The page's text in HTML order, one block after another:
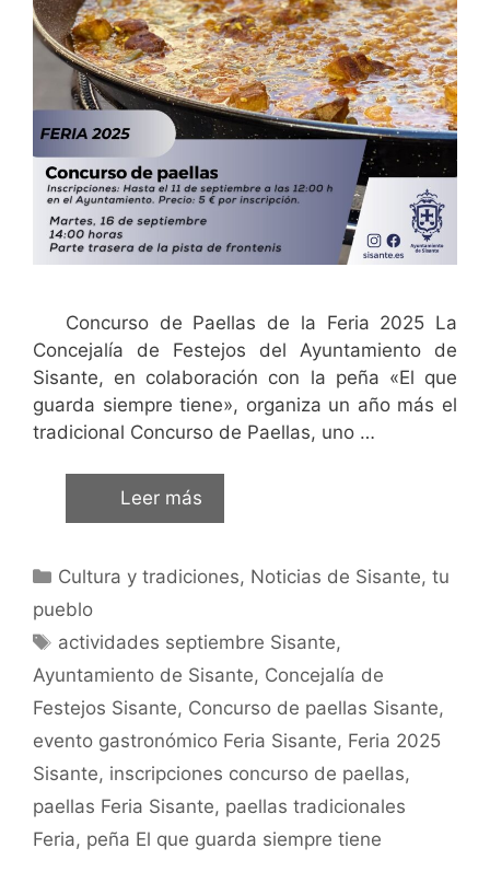
Concurso de Paellas de la Feria 2025 La
Concejalía de Festejos del Ayuntamiento de
Sisante, en colaboración con la peña «El que
guarda siempre tiene», organiza un año más el
tradicional Concurso de Paellas, uno …
Leer más
Cultura y tradiciones, Noticias de Sisante, tu
pueblo
actividades septiembre Sisante,
Ayuntamiento de Sisante, Concejalía de
Festejos Sisante, Concurso de paellas Sisante,
evento gastronómico Feria Sisante, Feria 2025
Sisante, inscripciones concurso de paellas,
paellas Feria Sisante, paellas tradicionales
Feria, peña El que guarda siempre tiene